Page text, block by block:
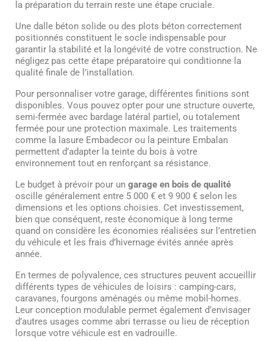
la préparation du terrain reste une étape cruciale.
Une dalle béton solide ou des plots béton correctement
positionnés constituent le socle indispensable pour
garantir la stabilité et la longévité de votre construction. Ne
négligez pas cette étape préparatoire qui conditionne la
qualité finale de l’installation.
Pour personnaliser votre garage, différentes finitions sont
disponibles. Vous pouvez opter pour une structure ouverte,
semi-fermée avec bardage latéral partiel, ou totalement
fermée pour une protection maximale. Les traitements
comme la lasure Embadecor ou la peinture Embalan
permettent d’adapter la teinte du bois à votre
environnement tout en renforçant sa résistance.
Le budget à prévoir pour un garage en bois de qualité
oscille généralement entre 5 000 € et 9 900 € selon les
dimensions et les options choisies. Cet investissement,
bien que conséquent, reste économique à long terme
quand on considère les économies réalisées sur l’entretien
du véhicule et les frais d’hivernage évités année après
année.
En termes de polyvalence, ces structures peuvent accueillir
différents types de véhicules de loisirs : camping-cars,
caravanes, fourgons aménagés ou même mobil-homes.
Leur conception modulable permet également d’envisager
d’autres usages comme abri terrasse ou lieu de réception
lorsque votre véhicule est en vadrouille.